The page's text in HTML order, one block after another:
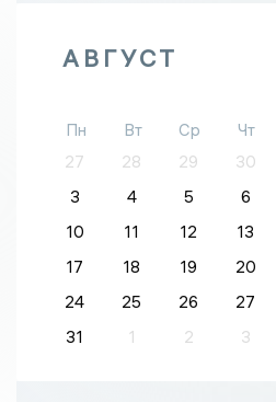
АВГУСТ
Пн Вт Ср Чт
27
28 29 30
3
4 5 6
10
11 12 13
17
18 19 20
24
25 26 27
31
1 2 3